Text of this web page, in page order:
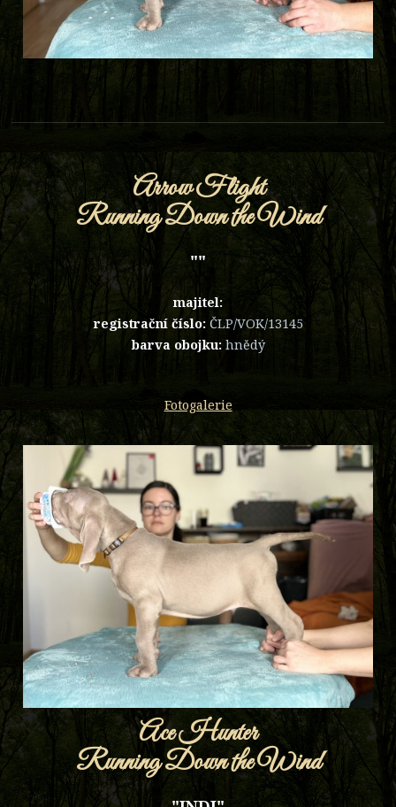
Arrow Flight
Running Down the Wind
""
majitel:
registrační číslo: ČLP/VOK/13145
barva obojku: hnědý
Fotogalerie
Ace Hunter
Running Down the Wind